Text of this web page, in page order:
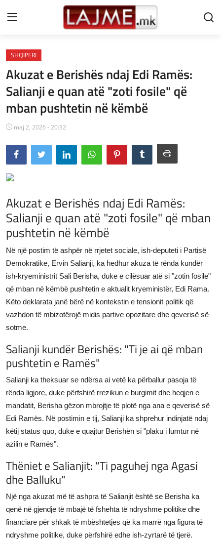
Shtëpi
LAJME MAQEDONI
SHQIPERI
KOSOVA
LAJME NGA BOTA
SHOWBIZ
SHENDETI
JETA
Gallery
Shqip
SHQIPERI
Akuzat e Berishës ndaj Edi Ramës:
Salianji e quan atë "zoti fosile" që
mban pushtetin në këmbë
maj 2, 2026 - 20:32
Akuzat e Berishës ndaj Edi Ramës:
Salianji e quan atë "zoti fosile" që mban
pushtetin në këmbë
Në një postim të ashpër në rrjetet sociale, ish-deputeti i Partisë
Demokratike, Ervin Salianji, ka hedhur akuza të rënda kundër
ish-kryeministrit Sali Berisha, duke e cilësuar atë si "zotin fosile"
që mban në këmbë pushtetin e aktualit kryeministër, Edi Rama.
Këto deklarata janë bërë në kontekstin e tensionit politik që
vazhdon të mbizotërojë midis partive opozitare dhe qeverisë së
sotme.
Salianji kundër Berishës: "Ti je ai që mban
pushtetin e Ramës"
Salianji ka theksuar se ndërsa ai vetë ka përballur pasoja të
rënda ligjore, duke përfshirë rrezikun e burgimit dhe heqjen e
mandatit, Berisha gëzon mbrojtje të plotë nga ana e qeverisë së
Edi Ramës. Në postimin e tij, Salianji ka shprehur indinjatë ndaj
këtij status quo, duke e quajtur Berishën si "plaku i lumtur në
azilin e Ramës".
Thëniet e Salianjit: "Ti paguhej nga Agasi
dhe Balluku"
Një nga akuzat më të ashpra të Salianjit është se Berisha ka
qenë në gjendje të mbajë të fshehta të ndryshme politike dhe
financiare për shkak të mbështetjes që ka marrë nga figura të
ndryshme politike, duke përfshirë edhe ish-zyrtarë të tjerë.